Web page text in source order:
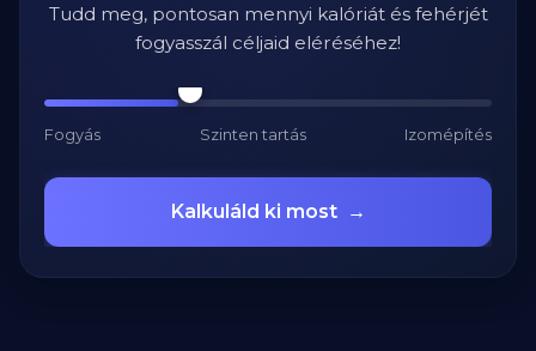
Tudd meg, pontosan mennyi kalóriát és fehérjét
fogyasszál céljaid eléréséhez!
Fogyás Szinten tartás Izomépítés
Kalkuláld ki most →